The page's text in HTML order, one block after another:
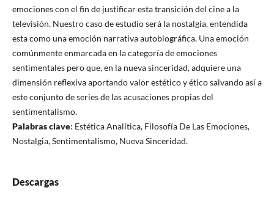
emociones con el fin de justificar esta transición del cine a la
televisión. Nuestro caso de estudio será la nostalgia, entendida
esta como una emoción narrativa autobiográfica. Una emoción
comúnmente enmarcada en la categoría de emociones
sentimentales pero que, en la nueva sinceridad, adquiere una
dimensión reflexiva aportando valor estético y ético salvando así a
este conjunto de series de las acusaciones propias del
sentimentalismo.
Palabras clave: Estética Analítica, Filosofía De Las Emociones,
Nostalgia, Sentimentalismo, Nueva Sinceridad.
Descargas